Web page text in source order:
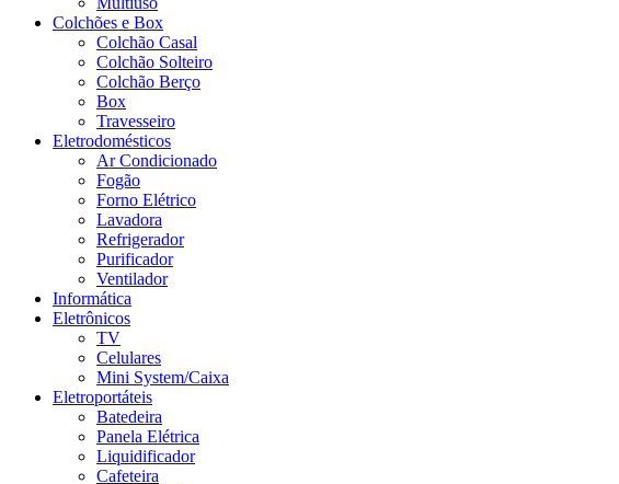
Colchões e Box
Colchão Casal
Colchão Solteiro
Colchão Berço
Box
Travesseiro
Eletrodomésticos
Ar Condicionado
Fogão
Forno Elétrico
Lavadora
Refrigerador
Purificador
Ventilador
Informática
Eletrônicos
TV
Celulares
Mini System/Caixa
Eletroportáteis
Batedeira
Panela Elétrica
Liquidificador
Cafeteira